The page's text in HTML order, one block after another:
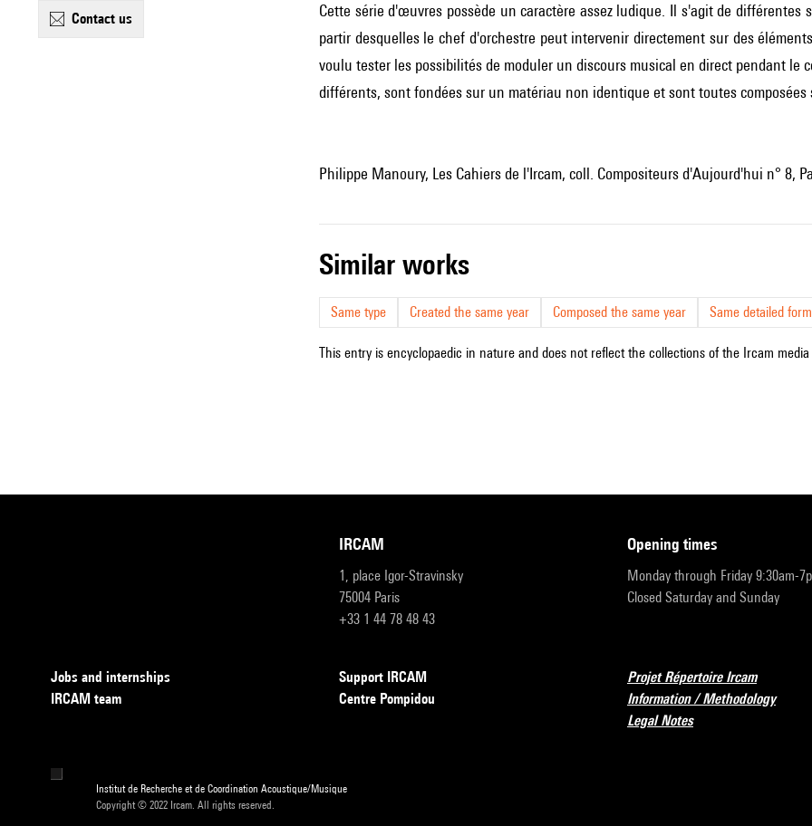
contact us
Cette série d'œuvres possède un caractère assez ludique. Il s'agit de
partir desquelles le chef d'orchestre peut intervenir directement sur des
voulu tester les possibilités de moduler un discours musical en direct pendant le
différents, sont fondées sur un matériau non identique et sont toutes composées
Philippe Manoury, Les Cahiers de l'Ircam, coll. Compositeurs d'Aujourd'hui n° 8,
similar works
Same type Created the same year Composed the same year Same detailed
This entry is encyclopaedic in nature and does not reflect the collections of the Ircam
IRCAM
1, place Igor-Stravinsky
75004 Paris
+33 1 44 78 48 43
opening times
Monday through Friday 9:30am-
Closed Saturday and Sunday
Jobs and internships
IRCAM team
Support IRCAM
Centre Pompidou
Projet Répertoire Ircam
Information / Methodology
Legal Notes
Institut de Recherche et de Coordination Acoustique/Musique
Copyright © 2022 Ircam. All rights reserved.